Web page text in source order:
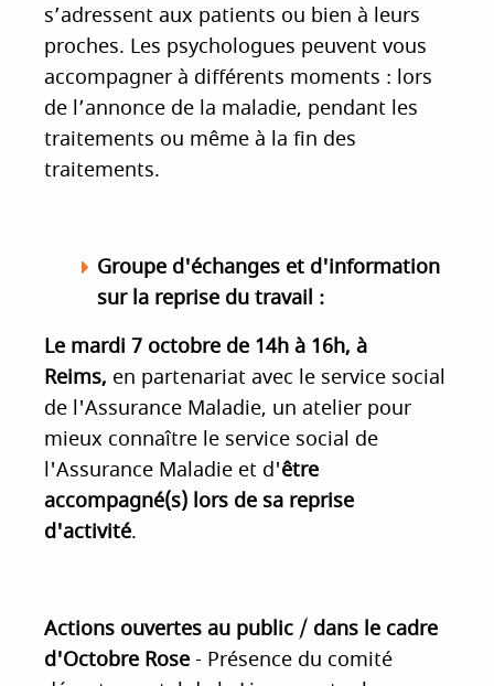
s’adressent aux patients ou bien à leurs
proches. Les psychologues peuvent vous
accompagner à différents moments : lors
de l’annonce de la maladie, pendant les
traitements ou même à la fin des
traitements.
Groupe d'échanges et d'information
sur la reprise du travail :
Le mardi 7 octobre de 14h à 16h, à
Reims, en partenariat avec le service social
de l'Assurance Maladie, un atelier pour
mieux connaître le service social de
l'Assurance Maladie et d'être
accompagné(s) lors de sa reprise
d'activité.
Actions ouvertes au public / dans le cadre
d'Octobre Rose - Présence du comité